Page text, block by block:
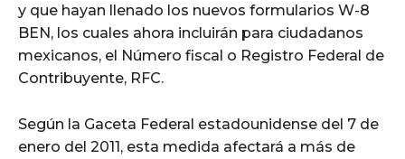
y que hayan llenado los nuevos formularios W-8
BEN, los cuales ahora incluirán para ciudadanos
mexicanos, el Número fiscal o Registro Federal de
Contribuyente, RFC.
Según la Gaceta Federal estadounidense del 7 de
enero del 2011, esta medida afectará a más de